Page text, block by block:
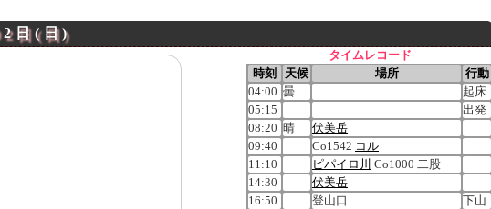
日(日)
タイムレコード
時刻
天候 場所
行動
04:00 曇
起床
05:15
出発
08:20 晴
伏美岳
09:40
Co1542 コル
11:10
ピパイロ川 Co1000 二股
14:30
伏美岳
16:50
登山口 下山